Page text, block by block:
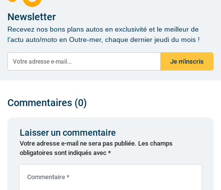
Newsletter
Recevez nos bons plans autos en exclusivité et le meilleur de
l’actu auto/moto en Outre-mer, chaque dernier jeudi du mois !
Je m'inscris
Commentaires (0)
Laisser un commentaire
Votre adresse e-mail ne sera pas publiée. Les champs
obligatoires sont indiqués avec *